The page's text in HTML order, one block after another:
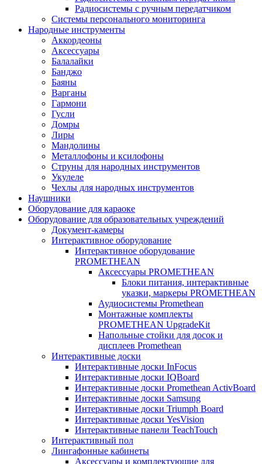
Радиосистемы с ручным передатчиком
Системы персонального мониторинга
Народные инструменты
Аккордеоны
Аксессуары
Балалайки
Банджо
Баяны
Варганы
Гармони
Гусли
Домры
Лиры
Мандолины
Металлофоны и ксилофоны
Струны для народных инструментов
Укулеле
Чехлы для народных инструментов
Наушники
Оборудование для караоке
Оборудование для образовательных учреждений
Документ-камеры
Интерактивное оборудование
Интерактивное оборудование
PROMETHEAN
Аксессуары PROMETHEAN
Блоки питания, интерактивные
указки, маркеры PROMETHEAN
Аудиосистемы Promethean
Монтажные комплекты
PROMETHEAN UpgradeKit
Напольные стойки для досок и
дисплеев Promethean
Интерактивные доски
Интерактивные доски InFocus
Интерактивные доски IQBoard
Интерактивные доски Promethean ActivBoard
Интерактивные доски Samsung
Интерактивные доски Triumph Board
Интерактивные доски YesVision
Интерактивные панели TeachTouch
Интерактивный пол
Лингафонные кабинеты
Аксессуары и комплектующие для